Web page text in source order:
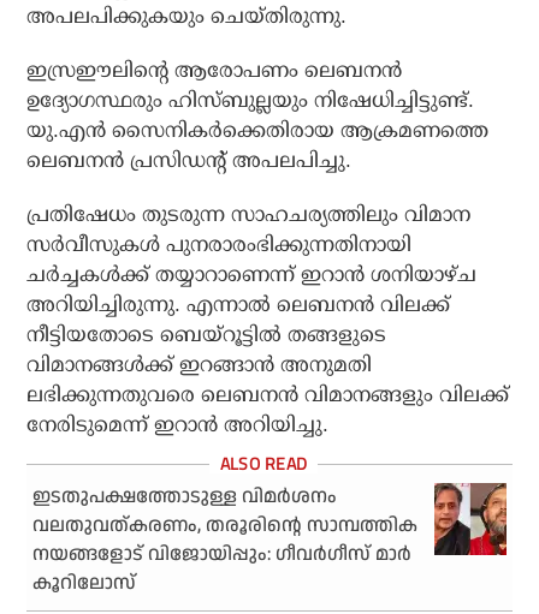
അപലപിക്കുകയും ചെയ്തിരുന്നു.
ഇസ്രഈലിന്റെ ആരോപണം ലെബനന്‍
ഉദ്യോഗസ്ഥരും ഹിസ്ബുല്ലയും നിഷേധിച്ചിട്ടുണ്ട്.
യു.എന്‍ സൈനികര്‍ക്കെതിരായ ആക്രമണത്തെ
ലെബനന്‍ പ്രസിഡന്റ് അപലപിച്ചു.
പ്രതിഷേധം തുടരുന്ന സാഹചര്യത്തിലും വിമാന
സര്‍വീസുകള്‍ പുനരാരംഭിക്കുന്നതിനായി
ചര്‍ച്ചകള്‍ക്ക് തയ്യാറാണെന്ന് ഇറാന്‍ ശനിയാഴ്ച
അറിയിച്ചിരുന്നു. എന്നാല്‍ ലെബനന്‍ വിലക്ക്
നീട്ടിയതോടെ ബെയ്‌റൂട്ടില്‍ തങ്ങളുടെ
വിമാനങ്ങള്‍ക്ക് ഇറങ്ങാന്‍ അനുമതി
ലഭിക്കുന്നതുവരെ ലെബനന്‍ വിമാനങ്ങളും വിലക്ക്
നേരിടുമെന്ന് ഇറാന്‍ അറിയിച്ചു.
ഇടതുപക്ഷത്തോടുള്ള വിമര്‍ശനം
വലതുവത്കരണം, തരൂരിന്റെ സാമ്പത്തിക
നയങ്ങളോട് വിജോയിപ്പും: ഗീവര്‍ഗീസ് മാര്‍
കൂറിലോസ്